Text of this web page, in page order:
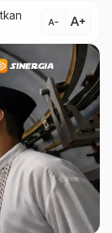
text_decrease text_increase